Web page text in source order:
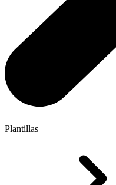
Plantillas